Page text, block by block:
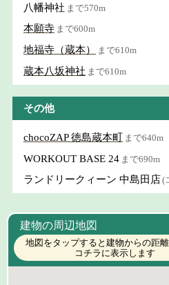
八幡神社 まで570m
本願寺 まで600m
地福寺（蔵本） まで610m
蔵本八坂神社 まで610m
その他
chocoZAP 徳島蔵本町 まで640m
WORKOUT BASE 24 まで690m
ランドリークィーン 中島田店(
建物の周辺地図
地図をタップすると建物からの距
コチラに表示します